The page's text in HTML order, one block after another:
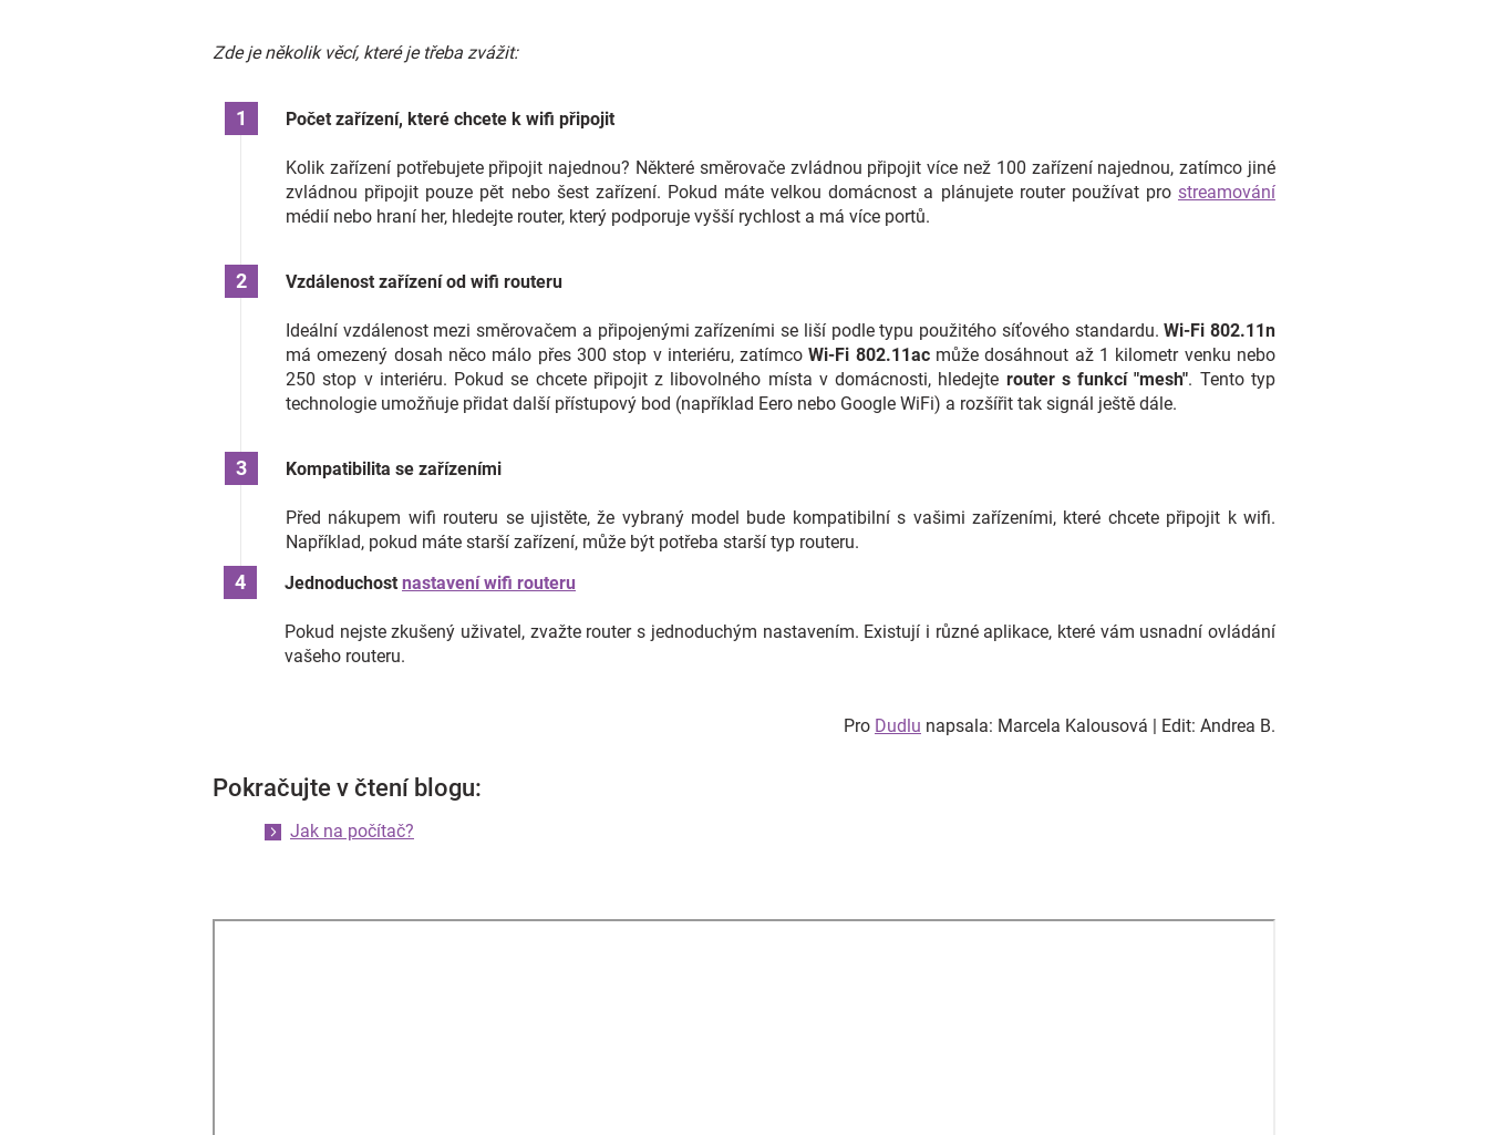
Zde je několik věcí, které je třeba zvážit:
Počet zařízení, které chcete k wifi připojit
Kolik zařízení potřebujete připojit najednou? Některé směrovače zvládnou připojit více než 100 zařízení najednou, zatímco jiné
zvládnou připojit pouze pět nebo šest zařízení. Pokud máte velkou domácnost a plánujete router používat pro streamování
médií nebo hraní her, hledejte router, který podporuje vyšší rychlost a má více portů.
Vzdálenost zařízení od wifi routeru
Ideální vzdálenost mezi směrovačem a připojenými zařízeními se liší podle typu použitého síťového standardu.Wi-Fi 802.11n
má omezený dosah něco málo přes 300 stop v interiéru, zatímcoWi-Fi 802.11acmůže dosáhnout až 1 kilometr venku nebo
250 stop v interiéru. Pokud se chcete připojit z libovolného místa v domácnosti, hledejte router s funkcí "mesh". Tento typ
technologie umožňuje přidat další přístupový bod (například Eero nebo Google WiFi) a rozšířit tak signál ještě dále.
Kompatibilita se zařízeními
Před nákupem wifi routeru se ujistěte, že vybraný model bude kompatibilní s vašimi zařízeními, které chcete připojit k wifi.
Například, pokud máte starší zařízení, může být potřeba starší typ routeru.
Jednoduchost nastavení wifi routeru
Pokud nejste zkušený uživatel, zvažte router s jednoduchým nastavením. Existují i různé aplikace, které vám usnadní ovládání
vašeho routeru.
Pro Dudlu napsala: Marcela Kalousová | Edit: Andrea B.
Pokračujte v čtení blogu:
Jak na počítač?